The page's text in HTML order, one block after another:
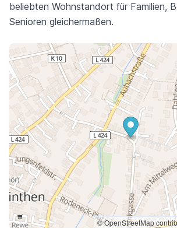
beliebten Wohnstandort für Familien,
Senioren gleichermaßen.
© OpenStreetMap